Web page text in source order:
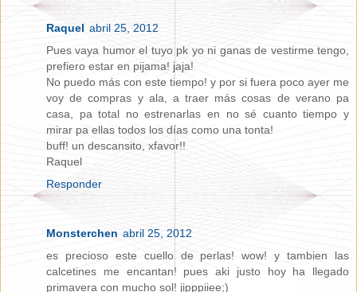
Raquel abril 25, 2012
Pues vaya humor el tuyo pk yo ni ganas de vestirme tengo,
prefiero estar en pijama! jaja!
No puedo más con este tiempo! y por si fuera poco ayer me
voy de compras y ala, a traer más cosas de verano pa
casa, pa total no estrenarlas en no sé cuanto tiempo y
mirar pa ellas todos los días como una tonta!
buff! un descansito, xfavor!!
Raquel
Responder
Monsterchen abril 25, 2012
es precioso este cuello de perlas! wow! y tambien las
calcetines me encantan! pues aki justo hoy ha llegado
primavera con mucho sol! jipppiiee;)